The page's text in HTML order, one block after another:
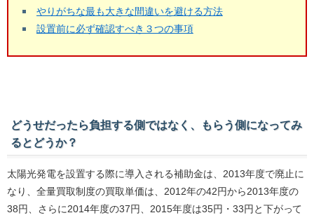
やりがちな最も大きな間違いを避ける方法
設置前に必ず確認すべき３つの事項
どうせだったら負担する側ではなく、もらう側になってみ
るとどうか？
太陽光発電を設置する際に導入される補助金は、2013年度で廃止に
なり、全量買取制度の買取単価は、2012年の42円から2013年度の
38円、さらに2014年度の37円、2015年度は35円・33円と下がって